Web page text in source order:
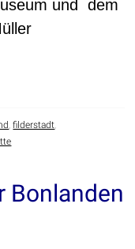
und dem
,filderstadt
Bonlanden